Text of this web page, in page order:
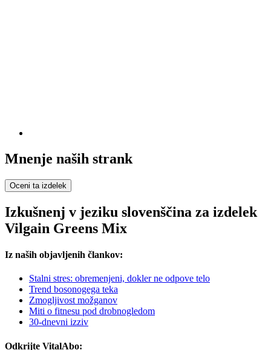
Mnenje naših strank
Oceni ta izdelek
Izkušnenj v jeziku slovenščina za izdelek
Vilgain Greens Mix
Iz naših objavljenih člankov:
Stalni stres: obremenjeni, dokler ne odpove telo
Trend bosonogega teka
Zmogljivost možganov
Miti o fitnesu pod drobnogledom
30-dnevni izziv
Odkrijte VitalAbo: